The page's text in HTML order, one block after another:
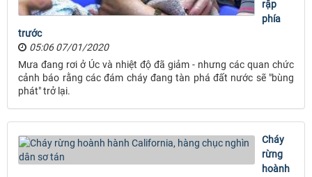
rập
phía
trước
05:06 07/01/2020
Mưa đang rơi ở Úc và nhiệt độ đã giảm - nhưng các quan chức
cảnh báo rằng các đám cháy đang tàn phá đất nước sẽ "bùng
phát" trở lại.
Cháy
rừng
hoành